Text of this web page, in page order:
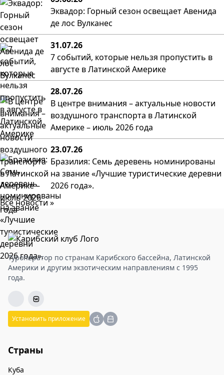
Эквадор: Горный сезон освещает Авенида
де лос Вулканес
31.07.26
7 событий, которые нельзя пропустить в
августе в Латинской Америке
28.07.26
В центре внимания – актуальные новости
воздушного транспорта в Латинской
Америке – июль 2026 года
23.07.26
Бразилия: Семь деревень номинированы
на звание «Лучшие туристические деревни
2026 года».
Все новости »
Туроператор по странам Карибского бассейна, Латинской
Америки и другим экзотическим направлениям с 1995
года.
Установить приложение
Страны
Куба